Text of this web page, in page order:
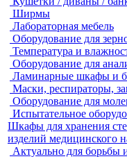
Ширмы
Лабораторная мебель
Оборудование для
Температура и
Оборудование для
Ламинарные шкафы и
Маски, респираторы,
Оборудование для
Испытательное
Шкафы для хранения
изделий медицинского
Актуально для борьбы